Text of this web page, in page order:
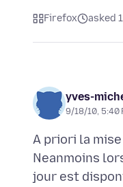
Firefox asked
yves-
9/18/10, 5:40
A priori la
Neanmoins
jour est